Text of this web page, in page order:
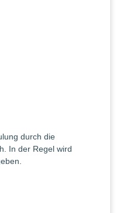
durch die
In der Regel wird